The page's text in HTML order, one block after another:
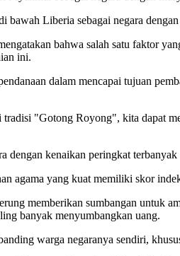
Liberia sebagai negara
bahwa salah satu faktor
ini.
dalam mencapai tujuan
"Gotong Royong", kita dapat
dengan kenaikan peringkat
agama yang kuat memiliki skor
memberikan sumbangan untuk
banyak menyumbangkan uang.
warga negaranya sendiri,